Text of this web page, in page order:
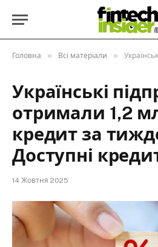
Головна » Всі матеріали » Українські підприємці
Українські
отримали 1,2
кредит за
Доступні
14 Жовтня 2025